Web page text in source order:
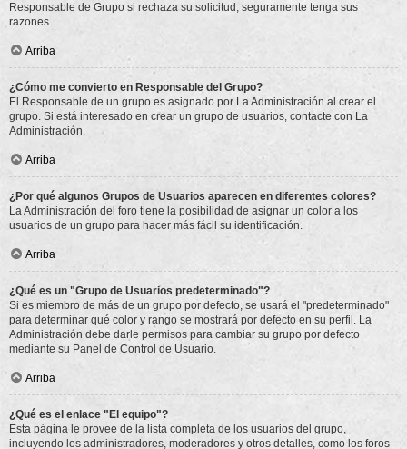
Responsable de Grupo si rechaza su solicitud; seguramente tenga sus
razones.
Arriba
¿Cómo me convierto en Responsable del Grupo?
El Responsable de un grupo es asignado por La Administración al crear el
grupo. Si está interesado en crear un grupo de usuarios, contacte con La
Administración.
Arriba
¿Por qué algunos Grupos de Usuarios aparecen en diferentes colores?
La Administración del foro tiene la posibilidad de asignar un color a los
usuarios de un grupo para hacer más fácil su identificación.
Arriba
¿Qué es un "Grupo de Usuarios predeterminado"?
Si es miembro de más de un grupo por defecto, se usará el "predeterminado"
para determinar qué color y rango se mostrará por defecto en su perfil. La
Administración debe darle permisos para cambiar su grupo por defecto
mediante su Panel de Control de Usuario.
Arriba
¿Qué es el enlace "El equipo"?
Esta página le provee de la lista completa de los usuarios del grupo,
incluyendo los administradores, moderadores y otros detalles, como los foros